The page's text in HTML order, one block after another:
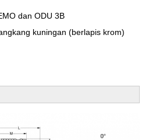
dan ODU 3B
kuningan (berlapis krom)